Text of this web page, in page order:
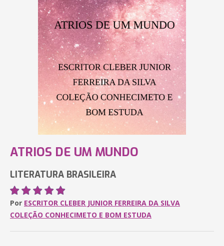
ATRIOS DE UM MUNDO
LITERATURA BRASILEIRA
Por ESCRITOR CLEBER JUNIOR FERREIRA DA SILVA
COLEÇÃO CONHECIMETO E BOM ESTUDA